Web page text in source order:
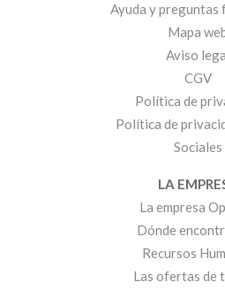
Ayuda y preguntas
Mapa
Aviso
CGV
Política de
Política de
Sociales
LA
La empresa
Dónde
Recursos
Las ofertas de